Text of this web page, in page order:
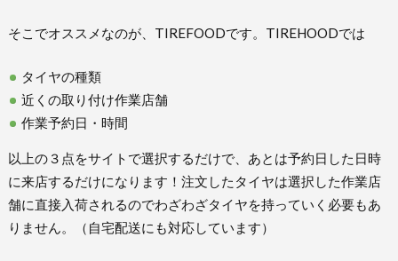
そこでオススメなのが、TIREFOODです。TIREHOODでは
タイヤの種類
近くの取り付け作業店舗
作業予約日・時間
以上の３点をサイトで選択するだけで、あとは予約日した日時
に来店するだけになります！注文したタイヤは選択した作業店
舗に直接入荷されるのでわざわざタイヤを持っていく必要もあ
りません。（自宅配送にも対応しています）